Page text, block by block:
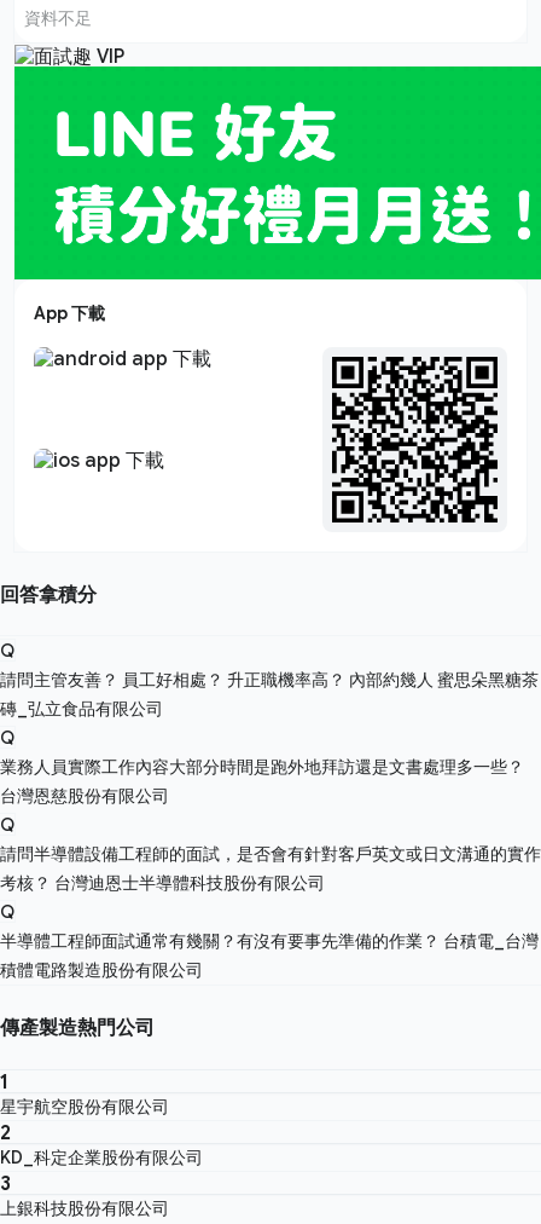
資料不足
App 下載
回答拿積分
Q
請問主管友善？ 員工好相處？ 升正職機率高？ 內部約幾人 蜜思朵黑糖茶
磚_弘立食品有限公司
Q
業務人員實際工作內容大部分時間是跑外地拜訪還是文書處理多一些？
台灣恩慈股份有限公司
Q
請問半導體設備工程師的面試，是否會有針對客戶英文或日文溝通的實作
考核？ 台灣迪恩士半導體科技股份有限公司
Q
半導體工程師面試通常有幾關？有沒有要事先準備的作業？ 台積電_台灣
積體電路製造股份有限公司
傳產製造熱門公司
1
星宇航空股份有限公司
2
KD_科定企業股份有限公司
3
上銀科技股份有限公司